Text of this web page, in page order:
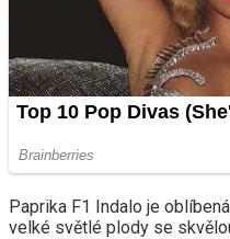
Paprika F1 Indalo je
velké světlé plody se